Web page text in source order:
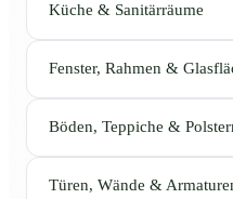
Küche & Sanitärräume
Fenster, Rahmen &
Böden, Teppiche &
Türen, Wände &